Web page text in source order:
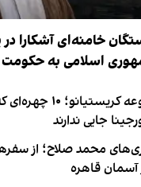
خامنه‌ای آشکارا
اسلامی به
لیست ممنوعه
جایی ندارند
آسمان قاهره